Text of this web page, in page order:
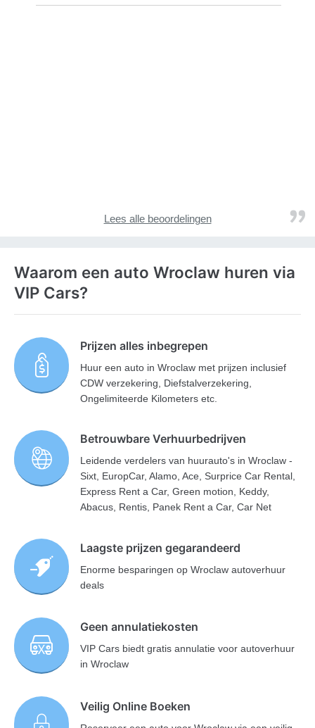
Lees alle beoordelingen
Waarom een auto Wroclaw huren via
VIP Cars?
Prijzen alles inbegrepen
Huur een auto in Wroclaw met prijzen inclusief
CDW verzekering, Diefstalverzekering,
Ongelimiteerde Kilometers etc.
Betrouwbare Verhuurbedrijven
Leidende verdelers van huurauto's in Wroclaw -
Sixt, EuropCar, Alamo, Ace, Surprice Car Rental,
Express Rent a Car, Green motion, Keddy,
Abacus, Rentis, Panek Rent a Car, Car Net
Laagste prijzen gegarandeerd
Enorme besparingen op Wroclaw autoverhuur
deals
Geen annulatiekosten
VIP Cars biedt gratis annulatie voor autoverhuur
in Wroclaw
Veilig Online Boeken